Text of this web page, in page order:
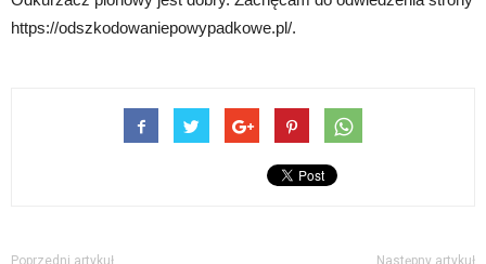
https://odszkodowaniepowypadkowe.pl/.
Poprzedni artykuł Następny artykuł